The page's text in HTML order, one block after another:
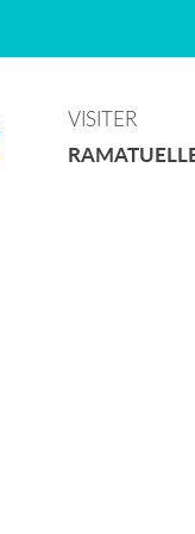
VISITER